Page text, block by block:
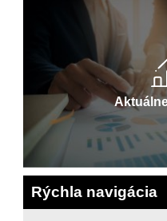
Rýchla navigácia